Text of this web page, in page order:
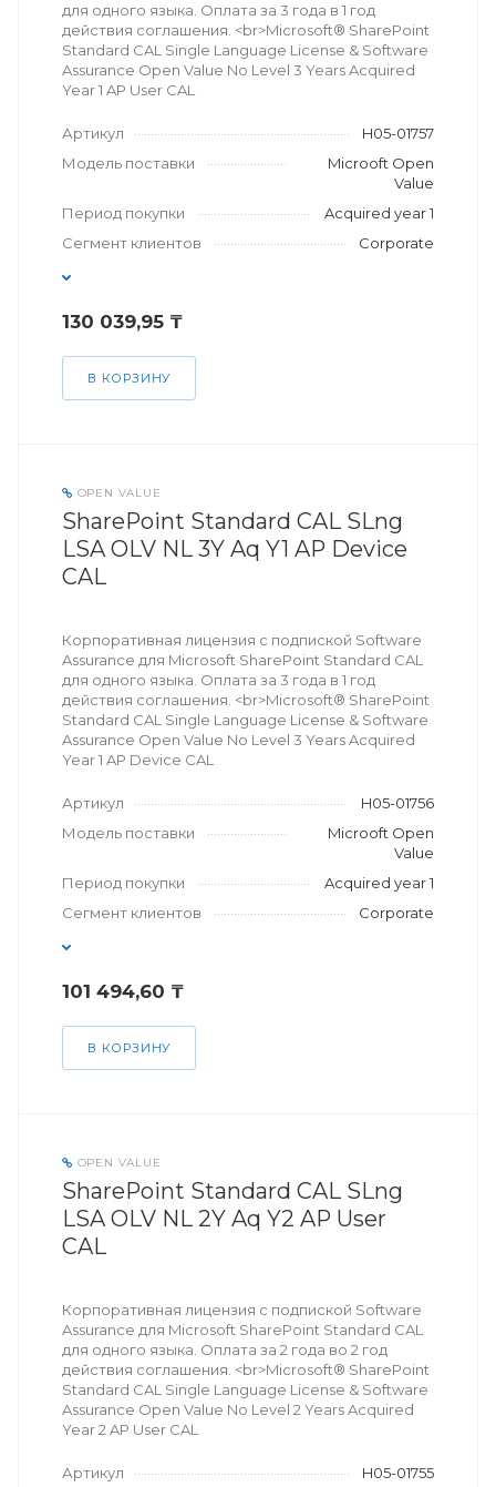
для одного языка. Оплата за 3 года в 1 год
действия соглашения. <br>Microsoft® SharePoint
Standard CAL Single Language License & Software
Assurance Open Value No Level 3 Years Acquired
Year 1 AP User CAL
Артикул
H05-01757
Модель поставки
Microoft Open
Value
Период покупки
Acquired year 1
Сегмент клиентов
Corporate
130 039,95 ₸
В КОРЗИНУ
OPEN VALUE
SharePoint Standard CAL SLng
LSA OLV NL 3Y Aq Y1 AP Device
CAL
Корпоративная лицензия с подпиской Software
Assurance для Microsoft SharePoint Standard CAL
для одного языка. Оплата за 3 года в 1 год
действия соглашения. <br>Microsoft® SharePoint
Standard CAL Single Language License & Software
Assurance Open Value No Level 3 Years Acquired
Year 1 AP Device CAL
Артикул
H05-01756
Модель поставки
Microoft Open
Value
Период покупки
Acquired year 1
Сегмент клиентов
Corporate
101 494,60 ₸
В КОРЗИНУ
OPEN VALUE
SharePoint Standard CAL SLng
LSA OLV NL 2Y Aq Y2 AP User
CAL
Корпоративная лицензия с подпиской Software
Assurance для Microsoft SharePoint Standard CAL
для одного языка. Оплата за 2 года во 2 год
действия соглашения. <br>Microsoft® SharePoint
Standard CAL Single Language License & Software
Assurance Open Value No Level 2 Years Acquired
Year 2 AP User CAL
Артикул
H05-01755